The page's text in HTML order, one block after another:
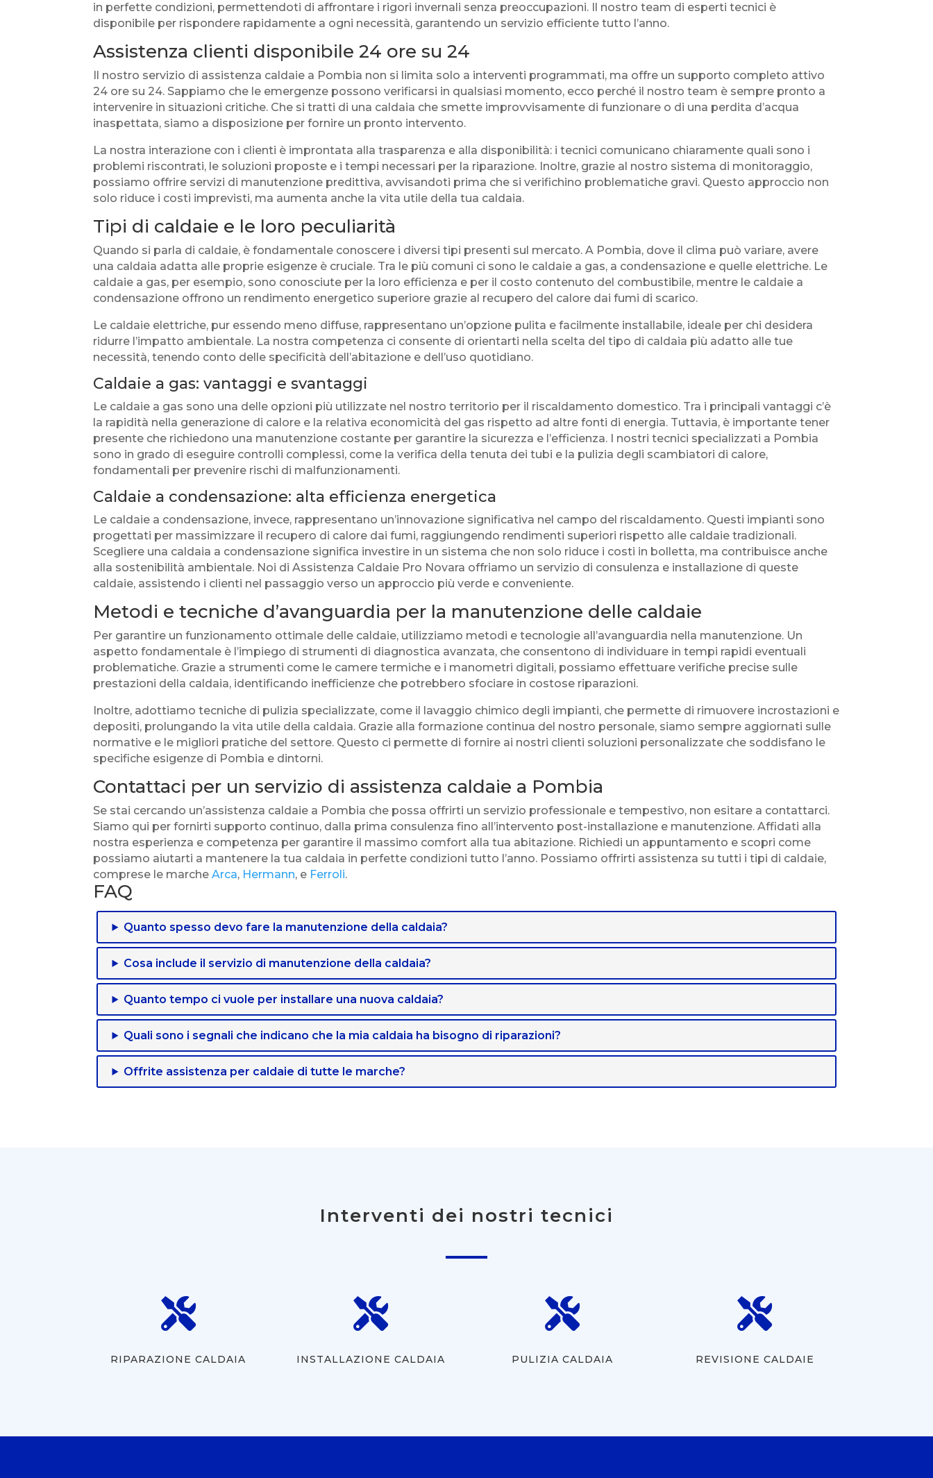
in perfette condizioni, permettendoti di affrontare i rigori invernali senza preoccupazioni. Il nostro team di esperti tecnici è
disponibile per rispondere rapidamente a ogni necessità, garantendo un servizio efficiente tutto l’anno.
Assistenza clienti disponibile 24 ore su 24
Il nostro servizio di assistenza caldaie a Pombia non si limita solo a interventi programmati, ma offre un supporto completo attivo
24 ore su 24. Sappiamo che le emergenze possono verificarsi in qualsiasi momento, ecco perché il nostro team è sempre pronto a
intervenire in situazioni critiche. Che si tratti di una caldaia che smette improvvisamente di funzionare o di una perdita d’acqua
inaspettata, siamo a disposizione per fornire un pronto intervento.
La nostra interazione con i clienti è improntata alla trasparenza e alla disponibilità: i tecnici comunicano chiaramente quali sono i
problemi riscontrati, le soluzioni proposte e i tempi necessari per la riparazione. Inoltre, grazie al nostro sistema di monitoraggio,
possiamo offrire servizi di manutenzione predittiva, avvisandoti prima che si verifichino problematiche gravi. Questo approccio non
solo riduce i costi imprevisti, ma aumenta anche la vita utile della tua caldaia.
Tipi di caldaie e le loro peculiarità
Quando si parla di caldaie, è fondamentale conoscere i diversi tipi presenti sul mercato. A Pombia, dove il clima può variare, avere
una caldaia adatta alle proprie esigenze è cruciale. Tra le più comuni ci sono le caldaie a gas, a condensazione e quelle elettriche. Le
caldaie a gas, per esempio, sono conosciute per la loro efficienza e per il costo contenuto del combustibile, mentre le caldaie a
condensazione offrono un rendimento energetico superiore grazie al recupero del calore dai fumi di scarico.
Le caldaie elettriche, pur essendo meno diffuse, rappresentano un’opzione pulita e facilmente installabile, ideale per chi desidera
ridurre l’impatto ambientale. La nostra competenza ci consente di orientarti nella scelta del tipo di caldaia più adatto alle tue
necessità, tenendo conto delle specificità dell’abitazione e dell’uso quotidiano.
Caldaie a gas: vantaggi e svantaggi
Le caldaie a gas sono una delle opzioni più utilizzate nel nostro territorio per il riscaldamento domestico. Tra i principali vantaggi c’è
la rapidità nella generazione di calore e la relativa economicità del gas rispetto ad altre fonti di energia. Tuttavia, è importante tener
presente che richiedono una manutenzione costante per garantire la sicurezza e l’efficienza. I nostri tecnici specializzati a Pombia
sono in grado di eseguire controlli complessi, come la verifica della tenuta dei tubi e la pulizia degli scambiatori di calore,
fondamentali per prevenire rischi di malfunzionamenti.
Caldaie a condensazione: alta efficienza energetica
Le caldaie a condensazione, invece, rappresentano un’innovazione significativa nel campo del riscaldamento. Questi impianti sono
progettati per massimizzare il recupero di calore dai fumi, raggiungendo rendimenti superiori rispetto alle caldaie tradizionali.
Scegliere una caldaia a condensazione significa investire in un sistema che non solo riduce i costi in bolletta, ma contribuisce anche
alla sostenibilità ambientale. Noi di Assistenza Caldaie Pro Novara offriamo un servizio di consulenza e installazione di queste
caldaie, assistendo i clienti nel passaggio verso un approccio più verde e conveniente.
Metodi e tecniche d’avanguardia per la manutenzione delle caldaie
Per garantire un funzionamento ottimale delle caldaie, utilizziamo metodi e tecnologie all’avanguardia nella manutenzione. Un
aspetto fondamentale è l’impiego di strumenti di diagnostica avanzata, che consentono di individuare in tempi rapidi eventuali
problematiche. Grazie a strumenti come le camere termiche e i manometri digitali, possiamo effettuare verifiche precise sulle
prestazioni della caldaia, identificando inefficienze che potrebbero sfociare in costose riparazioni.
Inoltre, adottiamo tecniche di pulizia specializzate, come il lavaggio chimico degli impianti, che permette di rimuovere incrostazioni e
depositi, prolungando la vita utile della caldaia. Grazie alla formazione continua del nostro personale, siamo sempre aggiornati sulle
normative e le migliori pratiche del settore. Questo ci permette di fornire ai nostri clienti soluzioni personalizzate che soddisfano le
specifiche esigenze di Pombia e dintorni.
Contattaci per un servizio di assistenza caldaie a Pombia
Se stai cercando un’assistenza caldaie a Pombia che possa offrirti un servizio professionale e tempestivo, non esitare a contattarci.
Siamo qui per fornirti supporto continuo, dalla prima consulenza fino all’intervento post-installazione e manutenzione. Affidati alla
nostra esperienza e competenza per garantire il massimo comfort alla tua abitazione. Richiedi un appuntamento e scopri come
possiamo aiutarti a mantenere la tua caldaia in perfette condizioni tutto l’anno. Possiamo offrirti assistenza su tutti i tipi di caldaie,
comprese le marcheArca, Hermann, e Ferroli.
FAQ
Quanto spesso devo fare la manutenzione della caldaia?
Cosa include il servizio di manutenzione della caldaia?
Quanto tempo ci vuole per installare una nuova caldaia?
Quali sono i segnali che indicano che la mia caldaia ha bisogno di riparazioni?
Offrite assistenza per caldaie di tutte le marche?
Interventi dei nostri tecnici

RIPARAZIONE CALDAIA

INSTALLAZIONE CALDAIA

PULIZIA CALDAIA

REVISIONE CALDAIE